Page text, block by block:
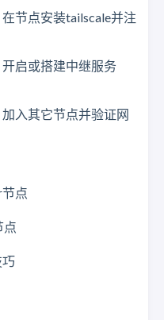
在节点安装tailscale并注
开启或搭建中继服务
加入其它节点并验证网
点
点
巧